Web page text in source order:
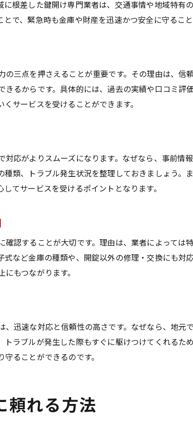
根差した鍵開け専門業者は、交通事情や地域特有
で、緊急時も金庫や財産を迅速かつ安全に守ること
三点を押さえることが重要です。その理由は、信
るからです。具体的には、過去の実績や口コミ評
サービスを受けることができます。
応がよりスムーズになります。なぜなら、事前情
類、トラブル発生状況を整理しておきましょう。
てサービスを受けるポイントとなります。
認することが大切です。理由は、業者によっては
など金庫の種類や、開錠以外の修理・交換にも対
もつながります。
迅速な対応と信頼性の高さです。なぜなら、地元
ラブルが発生した際もすぐに駆けつけてくれるた
ることができるのです。
頼れる方法